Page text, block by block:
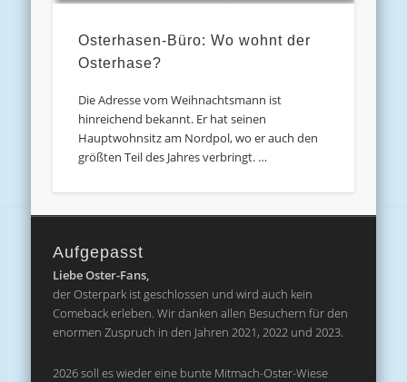
Osterhasen-Büro: Wo wohnt der
Osterhase?
Die Adresse vom Weihnachtsmann ist
hinreichend bekannt. Er hat seinen
Hauptwohnsitz am Nordpol, wo er auch den
größten Teil des Jahres verbringt. …
Aufgepasst
Liebe Oster-Fans,
der Osterpark ist geschlossen und wird auch kein
Comeback erleben. Wir danken allen Besuchern für den
enormen Zuspruch in den Jahren 2021, 2022 und 2023.
2026 soll es wieder eine bunte Mitmach-Oster-Wiese